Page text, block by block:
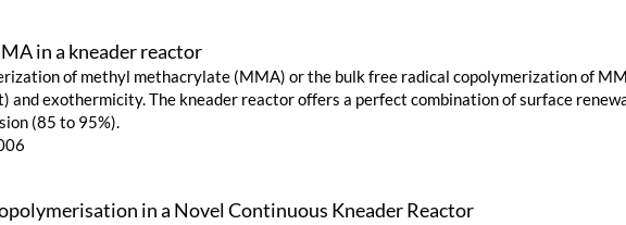
in a kneader reactor
of methyl methacrylate (MMA) or the bulk free radical copolymerization of
and exothermicity. The kneader reactor offers a perfect combination of surface
(85 to 95%).
in a Novel Continuous Kneader Reactor